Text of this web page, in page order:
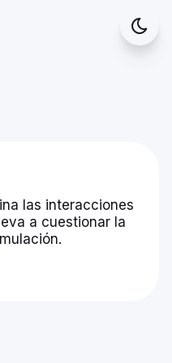
las interacciones
a cuestionar la